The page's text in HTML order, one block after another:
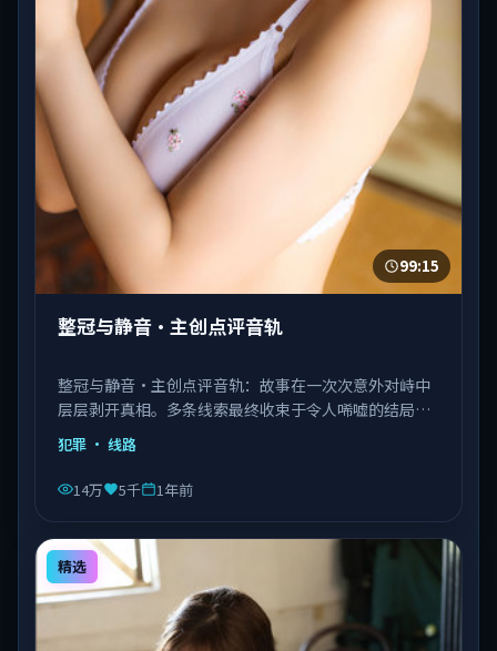
99:15
整冠与静音·主创点评音轨
整冠与静音·主创点评音轨：故事在一次次意外对峙中
层层剥开真相。多条线索最终收束于令人唏嘘的结局。
由陈凯歌执导，乔杉、沈腾、易烊千玺等主演，泰国出
品，类型为犯罪。
犯罪 · 线路
14万 5千 1年前
精选